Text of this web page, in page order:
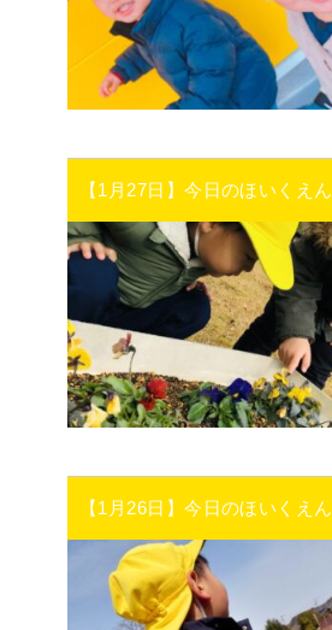
【1月27日】今日のほいくえん
【1月26日】今日のほいくえん